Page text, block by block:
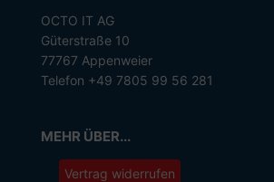
OCTO IT AG
Güterstraße 10
77767 Appenweier
Telefon +49 7805 99 56 281
MEHR ÜBER...
Vertrag widerrufen